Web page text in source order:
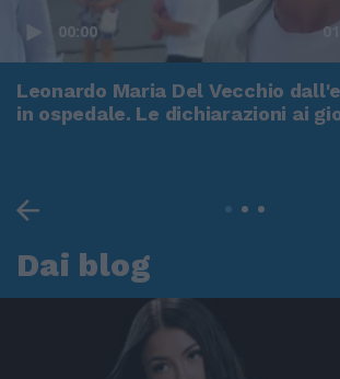
00:00
Leonardo Maria Del Vecchio
in ospedale. Le dichiarazioni ai
Dai blog